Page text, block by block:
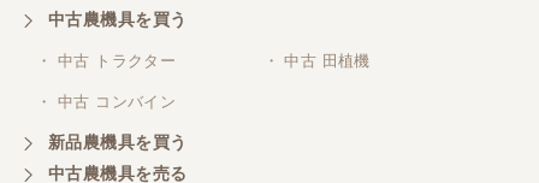
三重県／株式会社 ケイ・エス・エンタープライズ
中古農機具を買う
・ 中古 トラクター ・ 中古 田植機
・ 中古 コンバイン
新品農機具を買う
中古農機具を売る